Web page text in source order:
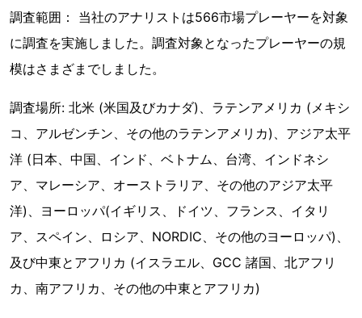
調査範囲： 当社のアナリストは566市場プレーヤーを対象
に調査を実施しました。調査対象となったプレーヤーの規
模はさまざまでしました。
調査場所: 北米 (米国及びカナダ)、ラテンアメリカ (メキシ
コ、アルゼンチン、その他のラテンアメリカ)、アジア太平
洋 (日本、中国、インド、ベトナム、台湾、インドネシ
ア、マレーシア、オーストラリア、その他のアジア太平
洋)、ヨーロッパ(イギリス、ドイツ、フランス、イタリ
ア、スペイン、ロシア、NORDIC、その他のヨーロッパ)、
及び中東とアフリカ (イスラエル、GCC 諸国、北アフリ
カ、南アフリカ、その他の中東とアフリカ)